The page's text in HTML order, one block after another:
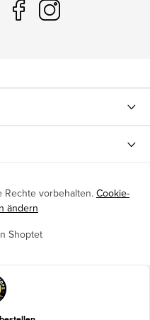
Shoptet
Rechte vorbehalten. Cookie-
ändern